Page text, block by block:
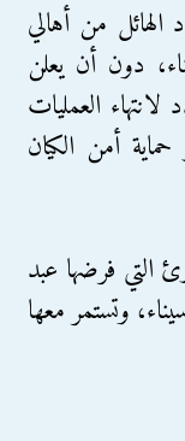
الهائل من أهالي
دون أن يعلن
العمليات
أمن الكيان
التي فرضها عبد
وتستمر معها